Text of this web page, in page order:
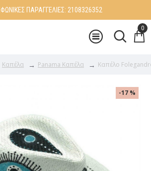
ΠΑΡΑΓΓΕΛΙΕΣ: 2108326352
0
Καπέλα Panama Καπέλα Καπέλο
-17 %